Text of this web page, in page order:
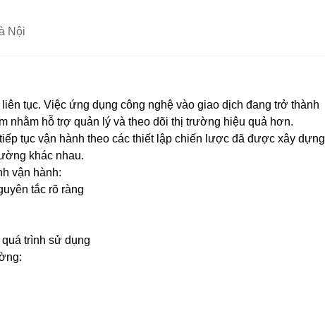
Nội
tục. Việc ứng dụng công nghệ vào giao dịch đang trở thành
nhằm hỗ trợ quản lý và theo dõi thị trường hiệu quả hơn.
tục vận hành theo các thiết lập chiến lược đã được xây dựng
khác nhau.
vận hành:
tắc rõ ràng
trình sử dụng